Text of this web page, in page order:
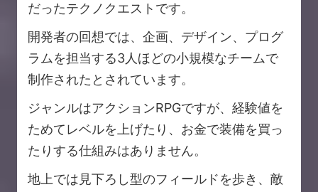
だったテクノクエストです。
開発者の回想では、企画、デザイン、プログ
ラムを担当する3人ほどの小規模なチームで
制作されたとされています。
ジャンルはアクションRPGですが、経験値を
ためてレベルを上げたり、お金で装備を買っ
たりする仕組みはありません。
地上では見下ろし型のフィールドを歩き、敵